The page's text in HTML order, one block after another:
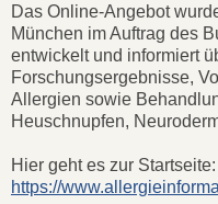
Das Online-Angebot
München im Auftrag des
entwickelt und informiert
Forschungsergebnisse,
Allergien sowie
Heuschnupfen,
Hier geht es zur Startseite:
https://